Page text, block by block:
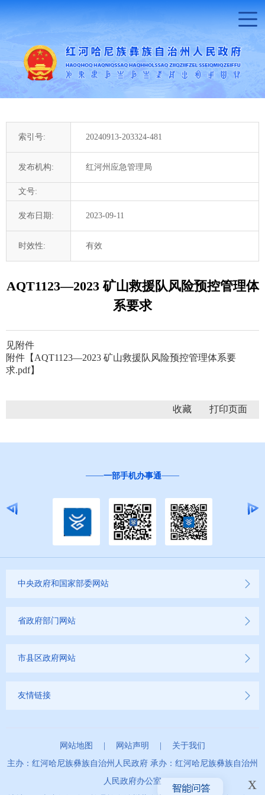
索引号: 20240913-203324-481
发布机构: 红河州应急管理局
文号:
发布日期: 2023-09-11
时效性: 有效
AQT1123—2023 矿山救援队风险预控管理体
系要求
见附件
附件【 AQT1123—2023 矿山救援队风险预控管理体系要
求.pdf】
收藏
一部手机办事通
中央政府和国家部委网站
省政府部门网站
市县区政府网站
友情链接
网站地图 网站声明
关于我们
主办：红河哈尼族彝族自治州人民政府 承办：红河哈尼族彝族自治州
人民政府办公室
x